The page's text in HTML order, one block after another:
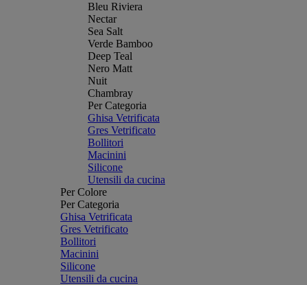
Bleu Riviera
Nectar
Sea Salt
Verde Bamboo
Deep Teal
Nero Matt
Nuit
Chambray
Per Categoria
Ghisa Vetrificata
Gres Vetrificato
Bollitori
Macinini
Silicone
Utensili da cucina
Per Colore
Per Categoria
Ghisa Vetrificata
Gres Vetrificato
Bollitori
Macinini
Silicone
Utensili da cucina